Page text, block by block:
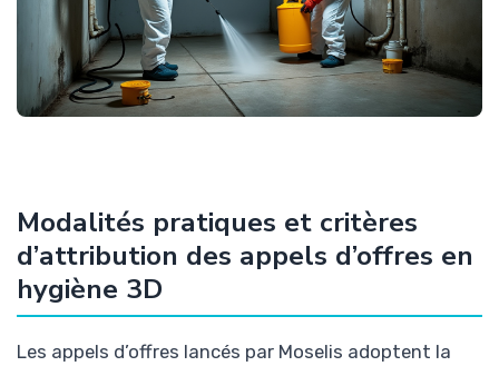
Modalités pratiques et critères
d’attribution des appels d’offres en
hygiène 3D
Les appels d’offres lancés par Moselis adoptent la